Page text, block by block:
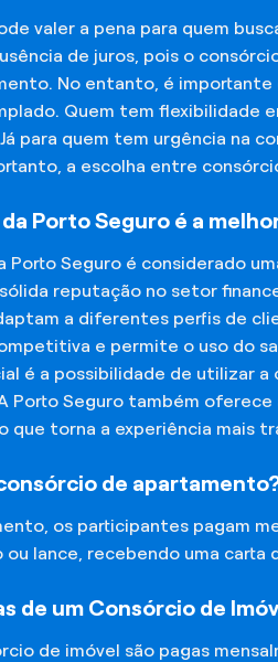
valer a pena para quem
de juros, pois o
No entanto, é
Quem tem flexibilidade
para quem tem urgência na
a escolha entre
Porto Seguro é a
Porto Seguro é considerado
reputação no setor
a diferentes perfis de
e permite o uso do
é a possibilidade de utilizar a
Porto Seguro também
que torna a experiência mais
de
os participantes pagam
lance, recebendo uma carta
de um Consórcio de
de imóvel são pagas